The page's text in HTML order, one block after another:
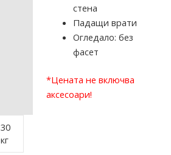
стена
Падащи врати
Огледало: без
фасет
*Цената не включва
аксесоари!
30
кг